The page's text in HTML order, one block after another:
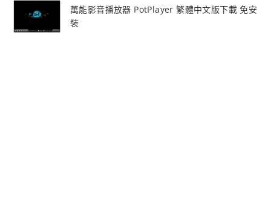
萬能影音播放器 PotPlayer 繁體中文版下載 免安
裝